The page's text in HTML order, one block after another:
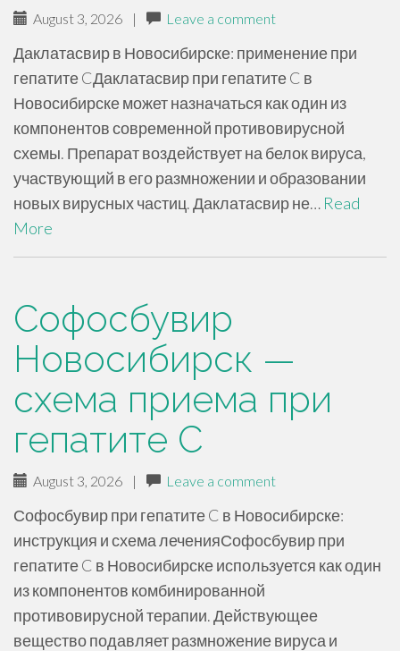
August 3, 2026 | Leave a comment
Даклатасвир в Новосибирске: применение при
гепатите CДаклатасвир при гепатите C в
Новосибирске может назначаться как один из
компонентов современной противовирусной
схемы. Препарат воздействует на белок вируса,
участвующий в его размножении и образовании
новых вирусных частиц. Даклатасвир не… Read
More
Софосбувир
Новосибирск —
схема приема при
гепатите C
August 3, 2026 | Leave a comment
Софосбувир при гепатите C в Новосибирске:
инструкция и схема леченияСофосбувир при
гепатите C в Новосибирске используется как один
из компонентов комбинированной
противовирусной терапии. Действующее
вещество подавляет размножение вируса и